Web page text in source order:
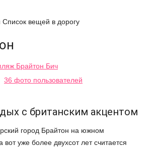
Список вещей в дорогу
36 фото пользователей
с британским акцентом
город Брайтон на южном
вот уже более двухсот лет считается